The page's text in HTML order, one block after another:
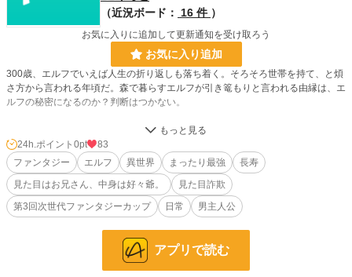
（近況ボード：
16 件 ）
お気に入りに追加して更新通知を受け取ろう
お気に入り追加
300歳、エルフでいえば人生の折り返しも落ち着く。そろそろ世帯を持て、と煩
さ方から言われる年頃だ。森で暮らすエルフが引き篭もりと言われる由縁は、エ
ルフの秘密になるのか？判断はつかない。
100歳、多種族で言えば人生を終えている頃、200歳までに交流を楽しむ。
300歳はそろそろ世帯を持て！とうるさ方が言ってくる頃。まだ、男盛りのエル
フは瞬く間に変わっていく世界をまだまだ愛でたい。
『ですので、まだ森には帰りませんよ。』
見た目はお兄さん、中身は好々爺。300歳エルフのひと息吐くにはお茶と覚書き
を共に。
<アクレイオスの文書、保管方法。>
24h.ポイント 0pt
83
ファンタジー
エルフ 異世界 まったり最強
長寿
見た目はお兄さん、中身は好々爺。
見た目詐欺
第3回次世代ファンタジーカップ
日常 男主人公
アプリで読む